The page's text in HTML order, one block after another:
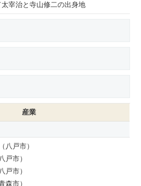
宰治と寺山修二の出身地
産業
八戸市）
戸市）
戸市）
森市）